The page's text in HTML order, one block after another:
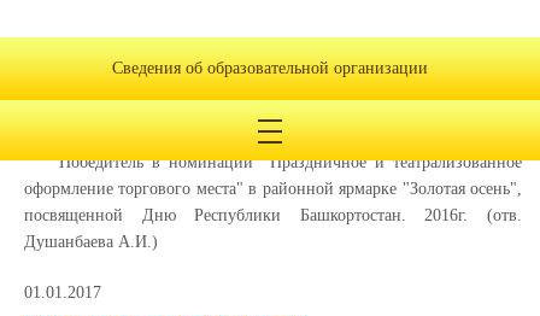
"Золотая осень"
Грамота МКУ "Отдел образования Администрации
Башкортостан"
Победитель в номинации "Праздничное и театрализованное
оформление торгового места" в районной ярмарке "Золотая осень",
посвященной Дню Республики Башкортостан. 2016г. (отв.
Душанбаева А.И.)
01.01.2017
Сведения об образовательной организации